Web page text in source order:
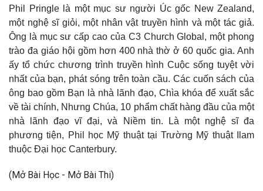
Phil Pringle là một mục sư người Úc gốc New Zealand,
một nghệ sĩ giỏi, một nhân vật truyền hình và một tác giả.
Ông là mục sư cấp cao của C3 Church Global, một phong
trào đa giáo hội gồm hơn 400 nhà thờ ở 60 quốc gia. Anh
ấy tổ chức chương trình truyền hình Cuộc sống tuyệt vời
nhất của bạn, phát sóng trên toàn cầu. Các cuốn sách của
ông bao gồm Bạn là nhà lãnh đạo, Chìa khóa để xuất sắc
về tài chính, Nhưng Chúa, 10 phẩm chất hàng đầu của một
nhà lãnh đạo vĩ đại, và Niềm tin. Là một nghệ sĩ đa
phương tiện, Phil học Mỹ thuật tại Trường Mỹ thuật Ilam
thuộc Đại học Canterbury.
(Mở Bài Học - Mở Bài Thi)